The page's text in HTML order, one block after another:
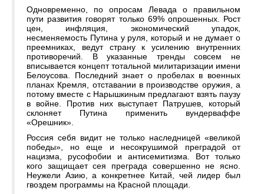
Одновременно, по опросам Левада о правильном
пути развития говорят только 69% опрошенных. Рост
цен, инфляция, экономический упадок,
несменяемость Путина у руля, который и не думает о
преемниках, ведут страну к усилению внутренних
противоречий. В указанные тренды совсем не
вписывается концепт тотальной милитаризации имени
Белоусова. Последний знает о пробелах в военных
планах Кремля, отставании в производстве оружия, а
потому вместе с Нарышкиным предлагают взять паузу
в войне. Против них выступает Патрушев, который
склоняет Путина применить вундерваффе
«Орешник».
Россия себя видит не только наследницей «великой
победы», но еще и несокрушимой преградой от
нацизма, русофобии и антисемитизма. Вот только
кого защищает сея преграда совершенно не ясно.
Неужели Азию, а конкретнее Китай, чей лидер был
гвоздем программы на Красной площади.